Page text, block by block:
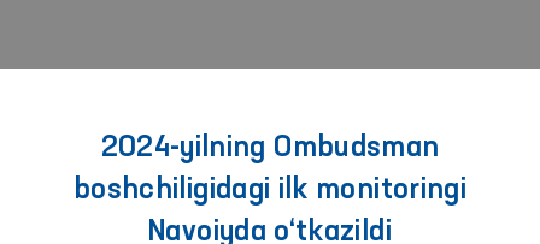
2024-yilning Ombudsman
boshchiligidagi ilk monitoringi
Navoiyda o‘tkazildi